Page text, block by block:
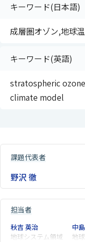
キーワード(日本語)
成層圏オゾン,地球
キーワード(英語)
stratospheric
climate model
課題代表者
野沢 徹
担当者
秋吉 英治
地球システム領域
中
地